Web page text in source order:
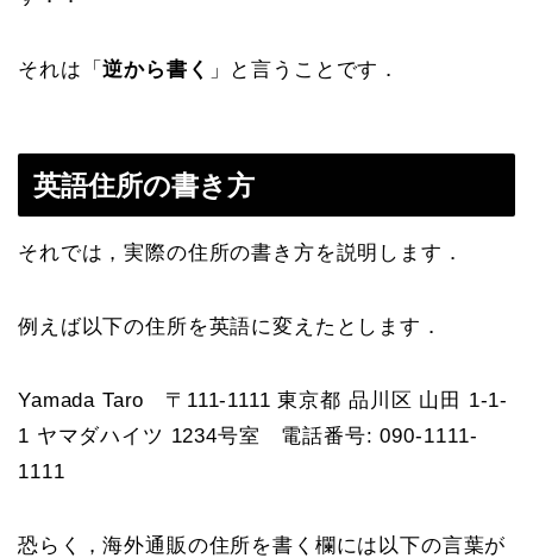
それは「逆から書く 」と言うことです．
英語住所の書き方
それでは，実際の住所の書き方を説明します．
例えば以下の住所を英語に変えたとします．
Yamada Taro 〒111-1111 東京都 品川区 山田 1-1-
1 ヤマダハイツ 1234号室 電話番号: 090-1111-
1111
恐らく，海外通販の住所を書く欄には以下の言葉が